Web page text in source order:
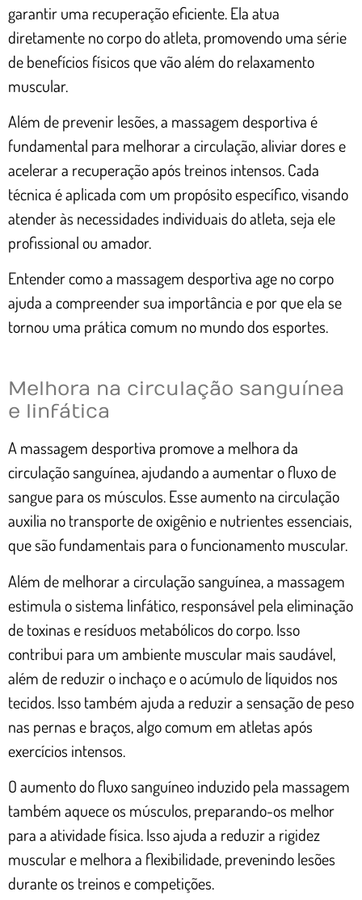
garantir uma recuperação eficiente. Ela atua
diretamente no corpo do atleta, promovendo uma série
de benefícios físicos que vão além do relaxamento
muscular.
Além de prevenir lesões, a massagem desportiva é
fundamental para melhorar a circulação, aliviar dores e
acelerar a recuperação após treinos intensos. Cada
técnica é aplicada com um propósito específico, visando
atender às necessidades individuais do atleta, seja ele
profissional ou amador.
Entender como a massagem desportiva age no corpo
ajuda a compreender sua importância e por que ela se
tornou uma prática comum no mundo dos esportes.
Melhora na circulação sanguínea
e linfática
A massagem desportiva promove a melhora da
circulação sanguínea, ajudando a aumentar o fluxo de
sangue para os músculos. Esse aumento na circulação
auxilia no transporte de oxigênio e nutrientes essenciais,
que são fundamentais para o funcionamento muscular.
Além de melhorar a circulação sanguínea, a massagem
estimula o sistema linfático, responsável pela eliminação
de toxinas e resíduos metabólicos do corpo. Isso
contribui para um ambiente muscular mais saudável,
além de reduzir o inchaço e o acúmulo de líquidos nos
tecidos. Isso também ajuda a reduzir a sensação de peso
nas pernas e braços, algo comum em atletas após
exercícios intensos.
O aumento do fluxo sanguíneo induzido pela massagem
também aquece os músculos, preparando-os melhor
para a atividade física. Isso ajuda a reduzir a rigidez
muscular e melhora a flexibilidade, prevenindo lesões
durante os treinos e competições.